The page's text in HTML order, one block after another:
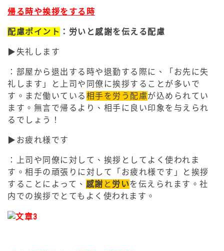
帰る時や挨拶をする時
配慮ポイント ：労いと感謝を伝える配慮
▶︎失礼します
：部屋から退出する時や退勤する際に、「お先に失
礼します」と上司や同僚に挨拶することが多いで
す。まだ働いている 相手を労う配慮が込められてい
ます。無言で帰るより、相手に良い印象を与えられ
るでしょう！
▶︎お疲れ様です
：上司や同僚に対して、挨拶としてよく使われま
す。相手の頑張りに対して「お疲れ様です」と挨拶
することによって、 感謝 と 労いを伝えられます。社
内での挨拶でとてもよく使われます。